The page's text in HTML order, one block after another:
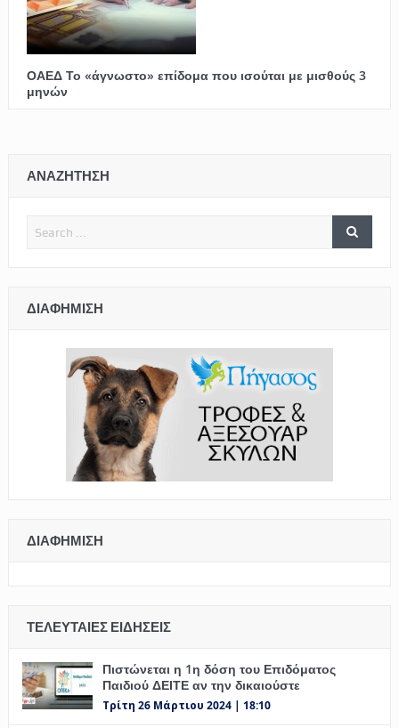
ΟΑΕΔ Το «άγνωστο» επίδομα που ισούται με μισθούς 3
μηνών
ΑΝΑΖΗΤΗΣΗ
ΔΙΑΦΉΜΙΣΗ
ΔΙΑΦΉΜΙΣΗ
ΤΕΛΕΥΤΑΊΕΣ ΕΙΔΉΣΕΙΣ
Πιστώνεται η 1η δόση του Επιδόματος
Παιδιού ΔΕΙΤΕ αν την δικαιούστε
Τρίτη 26 Μάρτιου 2024 | 18:10